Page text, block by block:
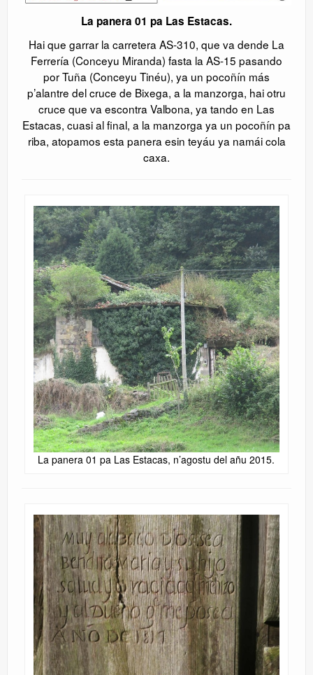
La panera 01 pa Las Estacas.
Hai que garrar la carretera AS-310, que va dende La
Ferrería (Conceyu Miranda) fasta la AS-15 pasando
por Tuña (Conceyu Tinéu), ya un pocoñín más
p’alantre del cruce de Bixega, a la manzorga, hai otru
cruce que va escontra Valbona, ya tando en Las
Estacas, cuasi al final, a la manzorga ya un pocoñín pa
riba, atopamos esta panera esin teyáu ya namái cola
caxa.
La panera 01 pa Las Estacas, n’agostu del añu 2015.